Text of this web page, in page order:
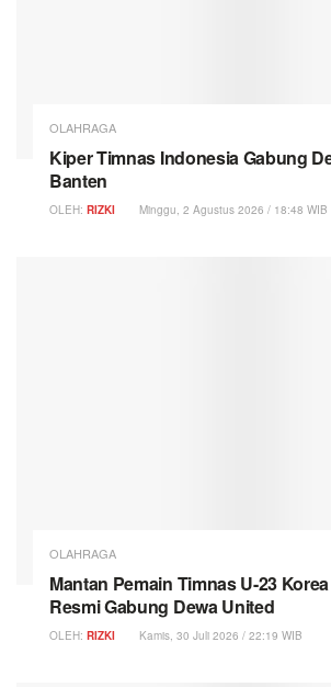
OLAHRAGA
Kiper Timnas Indonesia Gabung
Banten
OLEH: RIZKI Minggu, 2 Agustus 2026 / 18:48 WIB
OLAHRAGA
Mantan Pemain Timnas U-23
Resmi Gabung Dewa United
OLEH: RIZKI Kamis, 30 Juli 2026 / 22:19 WIB